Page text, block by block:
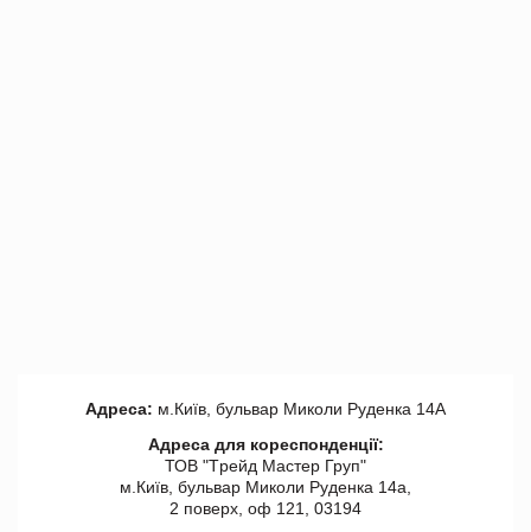
Адреса: м.Київ, бульвар Миколи Руденка 14А
Адреса для кореспонденції:
ТОВ "Tрейд Мастер Груп"
м.Київ, бульвар Миколи Руденка 14а,
2 поверх, оф 121, 03194